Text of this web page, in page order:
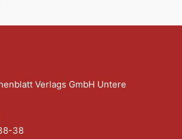
Verlags GmbH Untere
38